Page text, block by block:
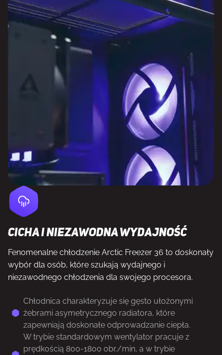
Cicha i niezawodna wydajność
Fenomenalne chłodzenie Arctic Freezer 36 to doskonały
wybór dla osób, które szukają wydajnego i
niezawodnego chłodzenia dla swojego procesora.
Chłodnica charakteryzuje się gęsto ułożonymi
żebrami asymetrycznego radiatora, które
zapewniają doskonałe odprowadzanie ciepła.
W trybie standardowym wentylator pracuje z
prędkością 800-1800 obr./min, a w trybie